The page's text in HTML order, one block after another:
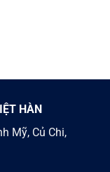
HÀN
Mỹ, Củ Chi,